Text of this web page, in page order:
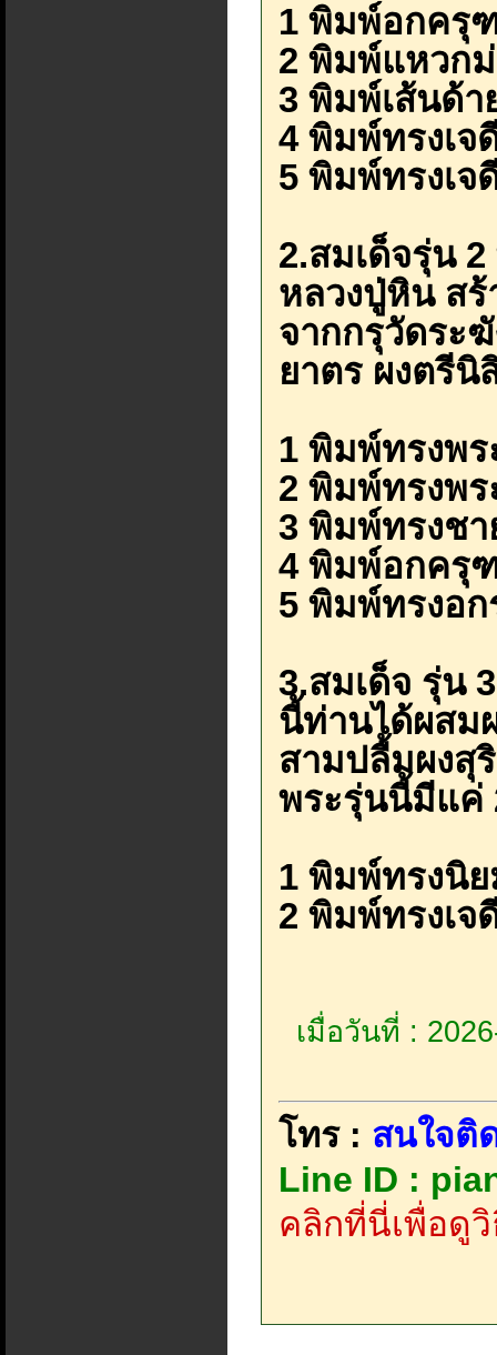
1 พิมพ์อกครุ
2 พิมพ์แหวก
3 พิมพ์เส้นด้า
4 พิมพ์ทรงเจ
5 พิมพ์ทรงเจ
2.สมเด็จรุ่น
หลวงปู่หิน สร้
จากกรุวัดระ
ยาตร ผงตรีนิ
1 พิมพ์ทรงพ
2 พิมพ์ทรงพ
3 พิมพ์ทรงชา
4 พิมพ์อกครุ
5 พิมพ์ทรงอ
3.สมเด็จ รุ่น
นี้ท่านได้ผสม
สามปลื้มผงสุ
พระรุ่นนี้มีแค่
1 พิมพ์ทรงนิ
2 พิมพ์ทรงเจ
เมื่อวันที่ :
โทร : สนใจติ
Line ID :
คลิกที่นี่เพื่อดูวิ